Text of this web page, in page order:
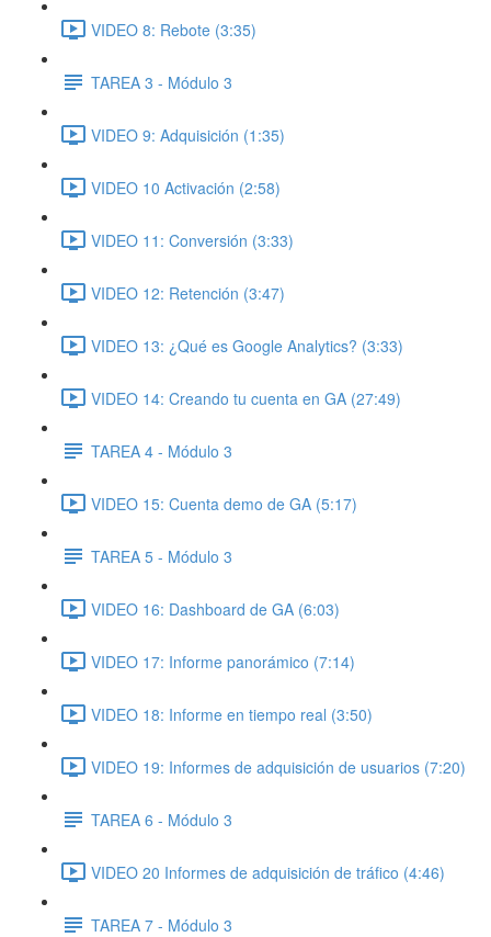
VIDEO 8: Rebote (3:35)
TAREA 3 - Módulo 3
VIDEO 9: Adquisición (1:35)
VIDEO 10 Activación (2:58)
VIDEO 11: Conversión (3:33)
VIDEO 12: Retención (3:47)
VIDEO 13: ¿Qué es Google Analytics? (3:33)
VIDEO 14: Creando tu cuenta en GA (27:49)
TAREA 4 - Módulo 3
VIDEO 15: Cuenta demo de GA (5:17)
TAREA 5 - Módulo 3
VIDEO 16: Dashboard de GA (6:03)
VIDEO 17: Informe panorámico (7:14)
VIDEO 18: Informe en tiempo real (3:50)
VIDEO 19: Informes de adquisición de usuarios (7:20)
TAREA 6 - Módulo 3
VIDEO 20 Informes de adquisición de tráfico (4:46)
TAREA 7 - Módulo 3